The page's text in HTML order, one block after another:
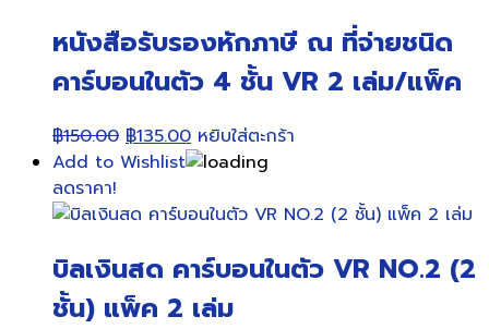
หนังสือรับรองหักภาษี ณ ที่จ่ายชนิด
คาร์บอนในตัว 4 ชั้น VR 2 เล่ม/แพ็ค
฿150.00 Original
price
฿150.00.
฿135.00Current
price
฿135.00.
หยิบใส่ตะกร้า
Add to Wishlist
ลดราคา!
บิลเงินสด คาร์บอนในตัว VR NO.2 (2
ชั้น) แพ็ค 2 เล่ม